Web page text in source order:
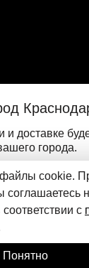
доставке
города.
Корзина
в корзину
файлы cookie.
соглашаетесь
с
Понятно